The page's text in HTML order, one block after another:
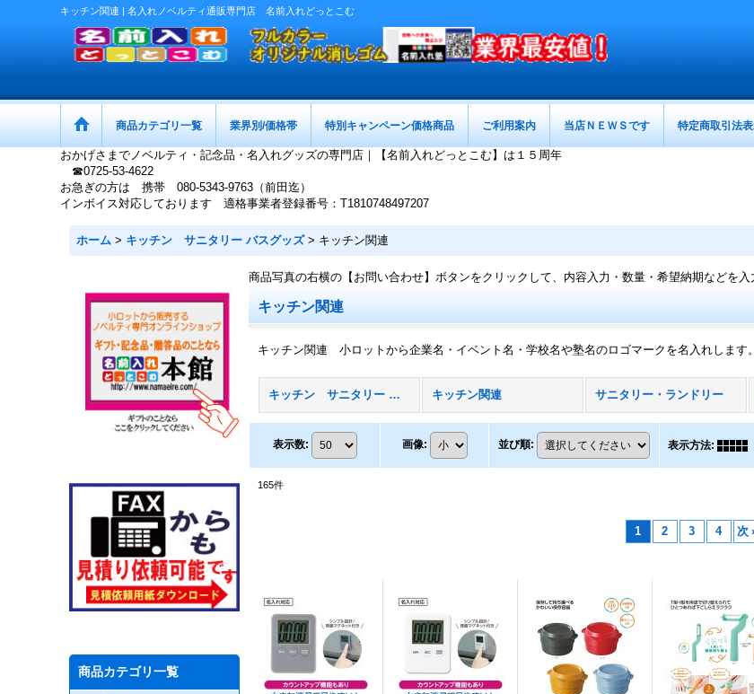
キッチン関連 | 名入れノベルティ通販専門店 名前入れどっとこむ
商品カテゴリ一覧 業界別/価格帯 特別キャンペーン価格商品 ご利用案内 当店ＮＥＷＳです 特定商取引法
おかげさまでノベルティ・記念品・名入れグッズの専門店｜【名前入れどっとこむ】は１５周年
☎0725-53-4622
お急ぎの方は 携帯 080-5343-9763（前田迄）
インボイス対応しております 適格事業者登録番号：T1810748497207
ホーム > キッチン サニタリー バスグッズ > キッチン関連
商品カテゴリ一覧
商品写真の右横の【お問い合わせ】ボタンをクリックして、内容入力・数量・希望納期などを
キッチン関連
キッチン関連 小ロットから企業名・イベント名・学校名や塾名のロゴマークを名入れしま
キッチン サニタリー バスグッズ (全商品) キッチン関連 サニタリー・ランドリー
表示数: 画像: 並び順: 表示方法:
165件
1 2 3 4 次